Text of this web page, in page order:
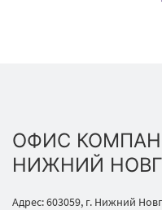
ОФИС
НИЖНИЙ
Адрес: 603059, г. Нижний